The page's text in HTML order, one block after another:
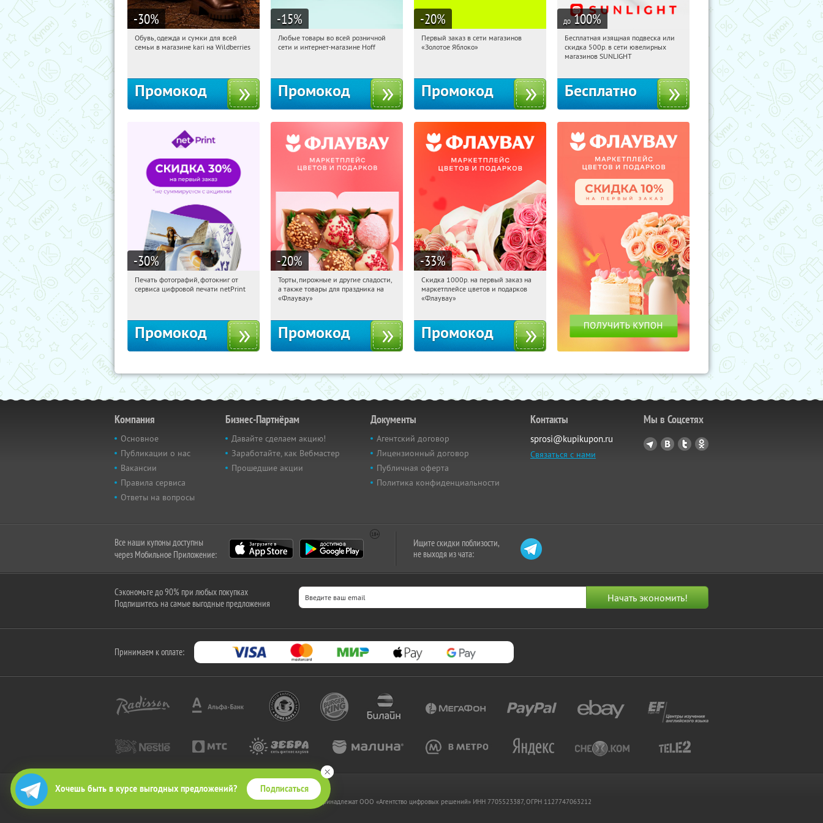
Хочешь быть в курсе выгодных предложений? Подписаться
-30%
19:00:24 Получили:
Обувь, одежда и сумки для всей
семьи в магазине kari на Wildberries
Промокод
-15%
19:00:24 Получили:
Любые товары во всей розничной
сети и интернет-магазине Hoff
Промокод
-20%
19:00:24
Получи первым!
Первый заказ в сети магазинов
«Золотое Яблоко»
Промокод
до 100%
19:00:24 Получили:
Россия
Бесплатная изящная подвеска или
скидка 500р. в сети ювелирных
магазинов SUNLIGHT
Бесплатно
-30%
19:00:24 Получили:
Печать фотографий, фотокниг от
сервиса цифровой печати netPrint
Промокод
-20%
19:00:24 Получили:
Россия
Торты, пирожные и другие сладости,
а также товары для праздника на
«Флаувау»
Промокод
-33%
19:00:24 Получили:
Россия
Скидка 1000р. на первый заказ на
маркетплейсе цветов и подарков
«Флаувау»
Промокод
Компания
Основное
Публикации о нас
Вакансии
Правила сервиса
Ответы на вопросы
Бизнес-Партнёрам
Давайте сделаем акцию!
Заработайте, как Вебмастер
Прошедшие акции
Документы
Агентский договор
Лицензионный договор
Публичная оферта
Политика конфиденциальности
Контакты
sprosi@kupikupon.ru
Связаться с нами
Мы в Соцсетях
Все наши купоны доступны
через Мобильное Приложение:
Ищите скидки поблизости,
не выходя из чата:
Сэкономьте до 90% при любых покупках
Подпишитесь на самые выгодные предложения
Принимаем к оплате:
2010-2026 © КупиКупон. Все права защищены.
Все права на товарный знак "КупиКупон" и на сайт www.kupikupon.ru принадлежат OOO «Агентство цифровых решений» ИНН 7705523387, ОГРН 1127747063212